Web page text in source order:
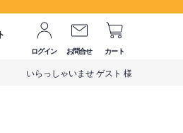
ログイン お問合せ カート
いらっしゃいませ ゲスト 様